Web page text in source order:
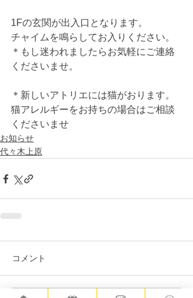
1Fの玄関が出入口となります。
チャイムを鳴らしてお入りください。
＊もし迷われましたらお気軽にご連絡
くださいませ。
＊新しいアトリエには猫がおります。
猫アレルギーをお持ちの場合はご相談
くださいませ
お知らせ
代々木上原
コメント